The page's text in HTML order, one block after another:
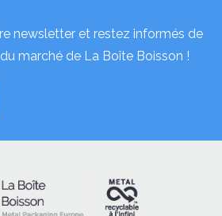
newsletter et restez informés de
marché de La Boîte Boisson !